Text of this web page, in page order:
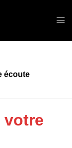
écoute
votre